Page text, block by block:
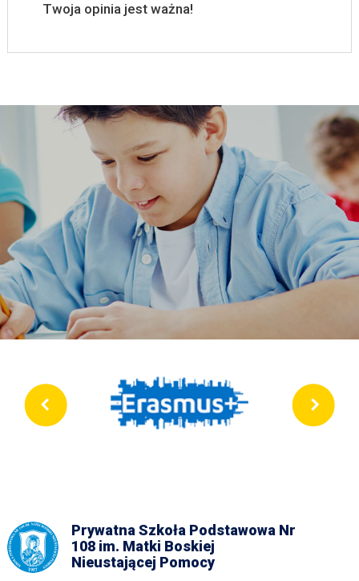
Twoja opinia jest ważna!
Prywatna Szkoła Podstawowa Nr
108 im. Matki Boskiej
Nieustającej Pomocy